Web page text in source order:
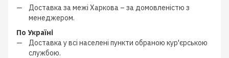
Доставка за межі Харкова – за домовленістю з
менеджером.
По Україні
Доставка у всі населені пункти обраною кур'єрською
службою.